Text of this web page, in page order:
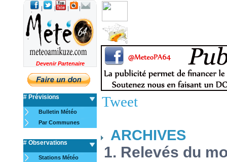
| | | |
Devenir Partenaire
# Prévisions
Bulletin Météo
Par Communes
# Observations
Stations Météo
Tweet
ARCHIVES
1. Relevés du